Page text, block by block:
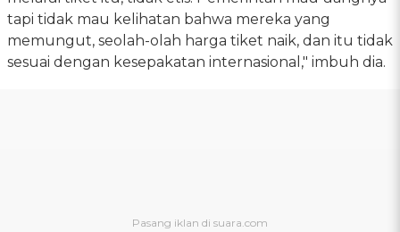
tapi tidak mau kelihatan bahwa mereka yang
memungut, seolah-olah harga tiket naik, dan itu tidak
sesuai dengan kesepakatan internasional," imbuh dia.